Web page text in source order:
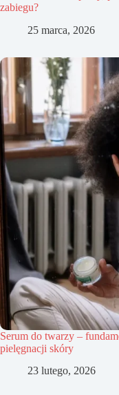
zabiegu?
25 marca, 2026
Serum do twarzy –
pielęgnacji skóry
23 lutego, 2026